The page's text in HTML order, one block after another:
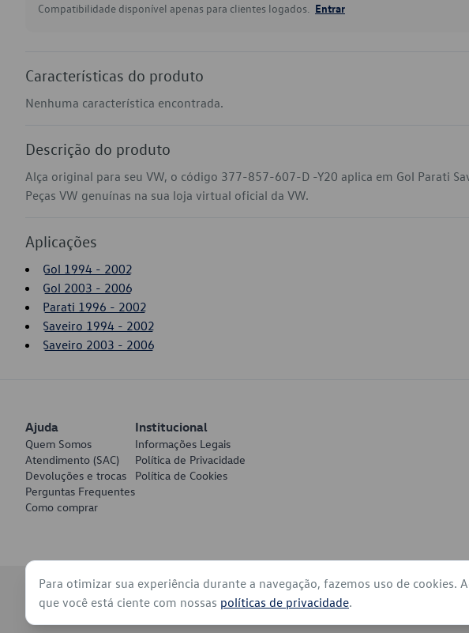
Compatibilidade disponível apenas para clientes logados. Entrar
Características do produto
Nenhuma característica encontrada.
Descrição do produto
Alça original para seu VW, o código 377-857-607-D -Y20 aplica em Gol Parati
Peças VW genuínas na sua loja virtual oficial da VW.
Aplicações
Gol 1994 - 2002
Gol 2003 - 2006
Parati 1996 - 2002
Saveiro 1994 - 2002
Saveiro 2003 - 2006
Ajuda
Quem Somos
Atendimento (SAC)
Devoluções e trocas
Perguntas Frequentes
Como comprar
Institucional
Informações Legais
Política de Privacidade
Política de Cookies
© 2026 - Volkswagen do Brasil - Todos os direitos reservados
Para otimizar sua experiência durante a navegação, fazemos uso de cookies.
que você está ciente com nossas políticas de privacidade.